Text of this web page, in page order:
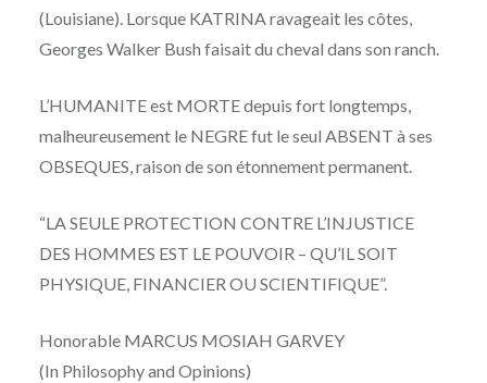
(Louisiane). Lorsque KATRINA ravageait les côtes,
Georges Walker Bush faisait du cheval dans son ranch.
L’HUMANITE est MORTE depuis fort longtemps,
malheureusement le NEGRE fut le seul ABSENT à ses
OBSEQUES, raison de son étonnement permanent.
“LA SEULE PROTECTION CONTRE L’INJUSTICE
DES HOMMES EST LE POUVOIR – QU’IL SOIT
PHYSIQUE, FINANCIER OU SCIENTIFIQUE”.
Honorable MARCUS MOSIAH GARVEY
(In Philosophy and Opinions)